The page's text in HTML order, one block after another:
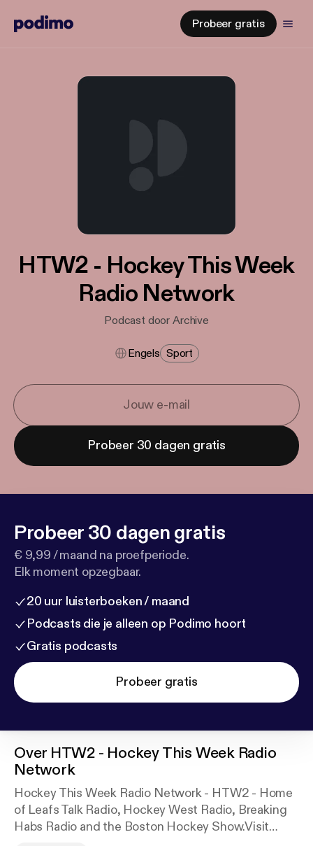
Probeer gratis
HTW2 - Hockey This Week
Radio Network
Podcast door Archive
Engels Sport
Probeer 30 dagen gratis
Probeer 30 dagen gratis
€ 9,99 / maand na proefperiode.
Elk moment opzegbaar.
20 uur luisterboeken / maand
Podcasts die je alleen op Podimo hoort
Gratis podcasts
Probeer gratis
Over HTW2 - Hockey This Week Radio
Network
Hockey This Week Radio Network - HTW2 - Home
of Leafs Talk Radio, Hockey West Radio, Breaking
Habs Radio and the Boston Hockey Show.Visit